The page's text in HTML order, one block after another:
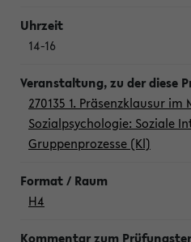
14-16
270135 1. Präsenzklausur im
Sozialpsychologie: Soziale
Gruppenprozesse (Kl)
H4